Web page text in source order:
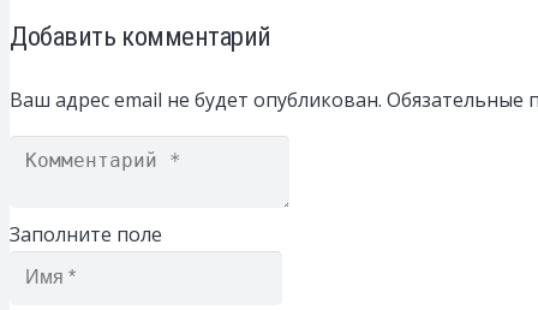
Добавить комментарий
Ваш адрес email не будет опубликован. Обязательные
Заполните поле